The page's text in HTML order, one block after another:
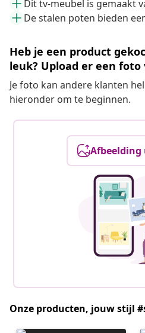
Dit tv-meubel is gemaakt
De stalen poten bieden
Heb je een product
leuk? Upload er een foto
Je foto kan andere klanten
hieronder om te beginnen.
Afbeelding
Onze producten, jouw stijl